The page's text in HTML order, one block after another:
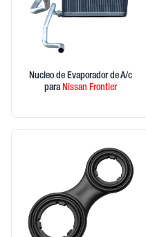
Nucleo de Evaporador de A/c
paraNissan Frontier